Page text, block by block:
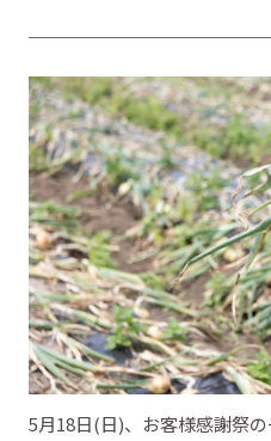
5月18日(日)、お客様感謝祭